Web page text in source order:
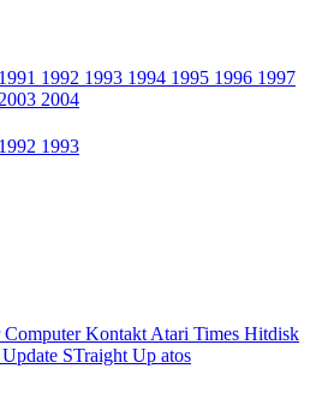
1991 1992 1993 1994 1995 1996 1997
2003 2004
1992 1993
Computer Kontakt Atari Times Hitdisk
STraight Up atos